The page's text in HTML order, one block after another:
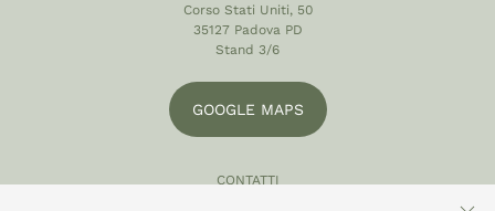
Corso Stati Uniti, 50
35127 Padova PD
Stand 3/6
GOOGLE MAPS
CONTATTI